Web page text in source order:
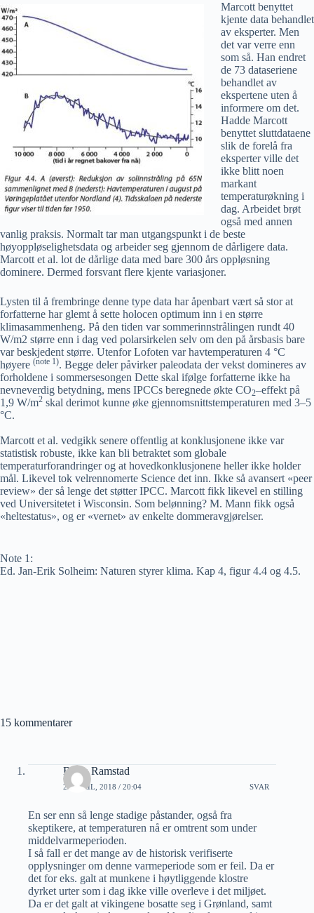
Marcott benyttet
kjente data behandlet
av eksperter. Men
det var verre enn
som så. Han endret
de 73 dataseriene
behandlet av
ekspertene uten å
informere om det.
Hadde Marcott
benyttet sluttdataene
slik de forelå fra
eksperter ville det
ikke blitt noen
markant
temperaturøkning i
dag. Arbeidet brøt
også med annen
vanlig praksis. Normalt tar man utgangspunkt i de beste
høyoppløselighetsdata og arbeider seg gjennom de dårligere data.
Marcott et al. lot de dårlige data med bare 300 års oppløsning
dominere. Dermed forsvant flere kjente variasjoner.
Lysten til å frembringe denne type data har åpenbart vært så stor at
forfatterne har glemt å sette holocen optimum inn i en større
klimasammenheng. På den tiden var sommerinnstrålingen rundt 40
W/m2 større enn i dag ved polarsirkelen selv om den på årsbasis bare
var beskjedent større. Utenfor Lofoten var havtemperaturen 4 °C
høyere (note 1). Begge deler påvirker paleodata der vekst domineres av
forholdene i sommersesongen Dette skal ifølge forfatterne ikke ha
nevneverdig betydning, mens IPCCs beregnede økte CO2–effekt på
1,9 W/m2 skal derimot kunne øke gjennomsnittstemperaturen med 3–5
°C.
Marcott et al. vedgikk senere offentlig at konklusjonene ikke var
statistisk robuste, ikke kan bli betraktet som globale
temperaturforandringer og at hovedkonklusjonene heller ikke holder
mål. Likevel tok velrennomerte Science det inn. Ikke så avansert «peer
review» der så lenge det støtter IPCC. Marcott fikk likevel en stilling
ved Universitetet i Wisconsin. Som belønning? M. Mann fikk også
«heltestatus», og er «vernet» av enkelte dommeravgjørelser.
Note 1:
Ed. Jan-Erik Solheim: Naturen styrer klima. Kap 4, figur 4.4 og 4.5.
15 kommentarer
Bjorn Ramstad
22 APRIL, 2018 / 20:04 SVAR
En ser enn så lenge stadige påstander, også fra
skeptikere, at temperaturen nå er omtrent som under
middelvarmeperioden.
I så fall er det mange av de historisk verifiserte
opplysninger om denne varmeperiode som er feil. Da er
det for eks. galt at munkene i høytliggende klostre
dyrket urter som i dag ikke ville overleve i det miljøet.
Da er det galt at vikingene bosatte seg i Grønland, samt